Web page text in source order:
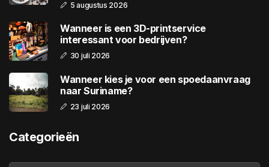
5 augustus 2026
Wanneer is een 3D-printservice
interessant voor bedrijven?
30 juli 2026
Wanneer kies je voor een spoedaanvraag
naar Suriname?
23 juli 2026
Categorieën